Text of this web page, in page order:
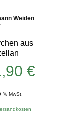
Weiden
aus
€
% MwSt.